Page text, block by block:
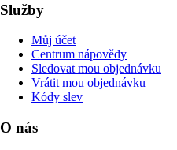
Služby
Můj účet
Centrum nápovědy
Sledovat mou objednávku
Vrátit mou objednávku
Kódy slev
O nás